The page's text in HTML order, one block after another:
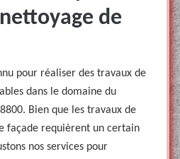
de
pour réaliser des travaux de
dans le domaine du
Bien que les travaux de
façade requièrent un certain
nos services pour